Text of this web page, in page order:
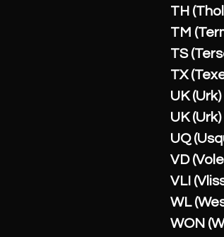
TH
TM
TS
TX
UK
UK
UQ
VD
VLI
WL
WON